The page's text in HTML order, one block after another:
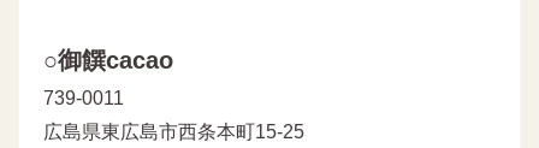
○御饌cacao
739-0011
広島県東広島市西条本町15-25